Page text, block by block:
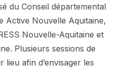
du Conseil départemental
Active Nouvelle Aquitaine,
Nouvelle-Aquitaine et
Plusieurs sessions de
afin d’envisager les